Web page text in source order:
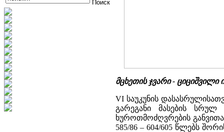
მცხეთის ჯვარი -
VI საუკუნის
გარეგანი მასების
ხუროთმოძღვრების
585/86 – 604/605 წლებს